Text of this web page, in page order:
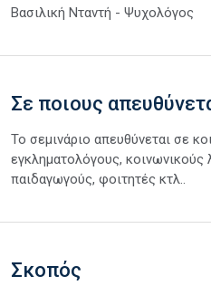
Βασιλική Νταντή - Ψυχολόγος
Σε ποιους
Το σεμινάριο απευθύνεται σε
εγκληματολόγους, κοινωνικούς
παιδαγωγούς, φοιτητές κτλ..
Σκοπός